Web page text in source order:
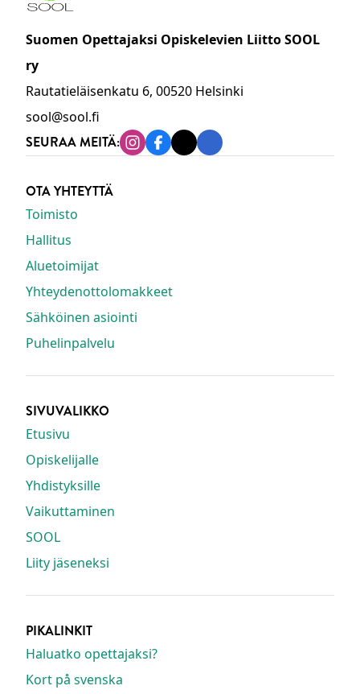
Suomen Opettajaksi Opiskelevien Liitto SOOL
ry
Rautatieläisenkatu 6, 00520 Helsinki
sool@sool.fi
SEURAA MEITÄ: Instagram
Facebook
TiktokLinkedin
OTA YHTEYTTÄ
Toimisto
Hallitus
Aluetoimijat
Yhteydenottolomakkeet
Sähköinen asiointi
Puhelinpalvelu
SIVUVALIKKO
Etusivu
Opiskelijalle
Yhdistyksille
Vaikuttaminen
SOOL
Liity jäseneksi
PIKALINKIT
Haluatko opettajaksi?
Kort på svenska